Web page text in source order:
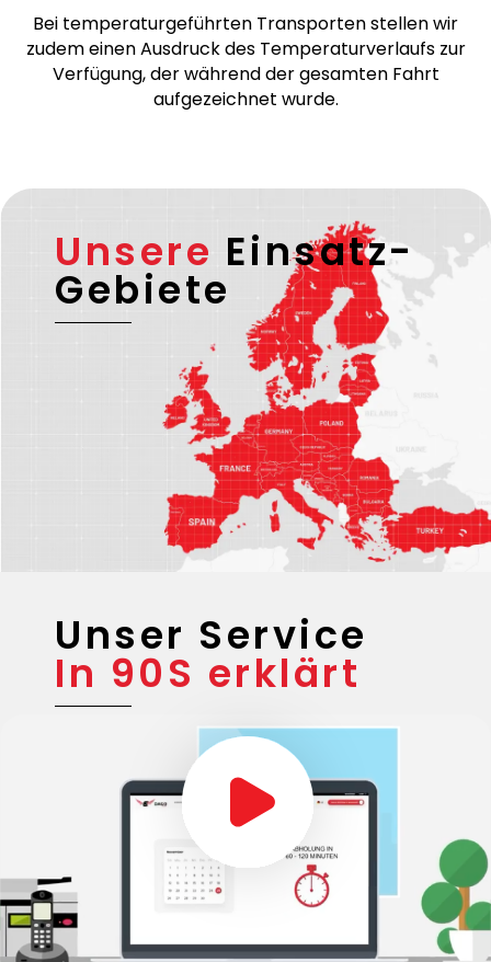
verifizierten und zuverlässigen Transportpartnern
durchgeführt, die über eine gültige EU-Lizenz sowie
– falls erforderlich – eine ADR-Lizenz verfügen.
UnsereEinsatz-
Gebiete
Unser Service
In 90S erklärt